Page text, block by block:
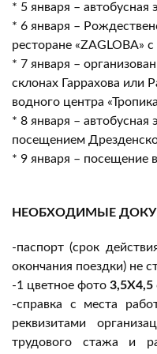
* 5 января – автобусная
* 6 января –
ресторане «ZAGLOBA»
* 7 января –
склонах Гаррахова или
водного центра
* 8 января – автобусная
посещением
* 9 января – посещение
НЕОБХОДИМЫЕ
-паспорт (срок
окончания поездки) не
-1 цветное фото 3,5Х4,5
-справка с места
реквизитами
трудового стажа и